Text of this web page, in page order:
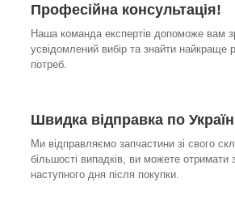
Професійна консультація!
Наша команда експертів допоможе вам
усвідомлений вибір та знайти найкраще
потреб.
Швидка відправка по
Ми відправляємо запчастини зі свого
більшості випадків, ви можете
наступного дня після покупки.